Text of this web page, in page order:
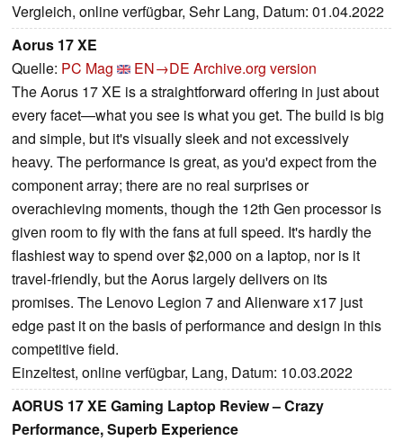
Vergleich, online verfügbar, Sehr Lang, Datum: 01.04.2022
Aorus 17 XE
Quelle: PC Mag EN→DE Archive.org version
The Aorus 17 XE is a straightforward offering in just about
every facet—what you see is what you get. The build is big
and simple, but it's visually sleek and not excessively
heavy. The performance is great, as you'd expect from the
component array; there are no real surprises or
overachieving moments, though the 12th Gen processor is
given room to fly with the fans at full speed. It's hardly the
flashiest way to spend over $2,000 on a laptop, nor is it
travel-friendly, but the Aorus largely delivers on its
promises. The Lenovo Legion 7 and Alienware x17 just
edge past it on the basis of performance and design in this
competitive field.
Einzeltest, online verfügbar, Lang, Datum: 10.03.2022
AORUS 17 XE Gaming Laptop Review – Crazy
Performance, Superb Experience